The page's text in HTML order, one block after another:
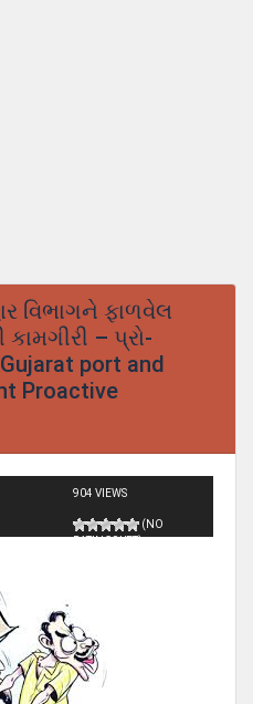
વિભાગને ફાળવેલ
કામગીરી – પ્રો-
port and
Proactive
904 VIEWS
(NO
RATINGS YET)